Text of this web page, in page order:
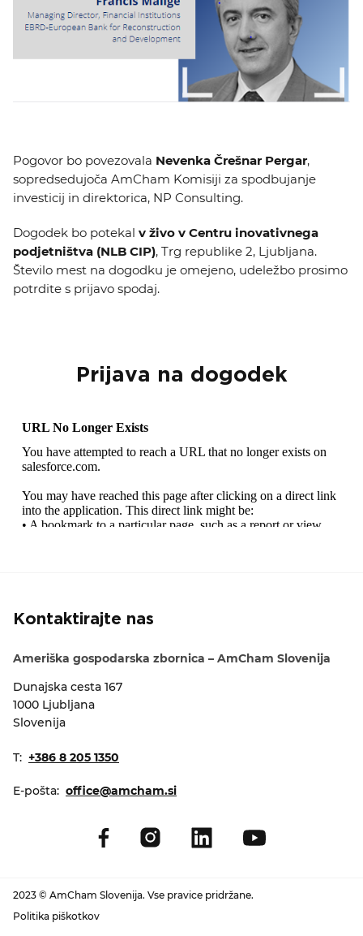
Pogovor bo povezovala Nevenka Črešnar Pergar,
sopredsedujoča AmCham Komisiji za spodbujanje
investicij in direktorica, NP Consulting.
Dogodek bo potekal v živo v Centru inovativnega
podjetništva (NLB CIP), Trg republike 2, Ljubljana.
Število mest na dogodku je omejeno, udeležbo prosimo
potrdite s prijavo spodaj.
Prijava na dogodek
Kontaktirajte nas
Ameriška gospodarska zbornica – AmCham Slovenija
Dunajska cesta 167
1000 Ljubljana
Slovenija
T: +386 8 205 1350
E-pošta: office@amcham.si
2023 © AmCham Slovenija. Vse pravice pridržane.
Politika piškotkov